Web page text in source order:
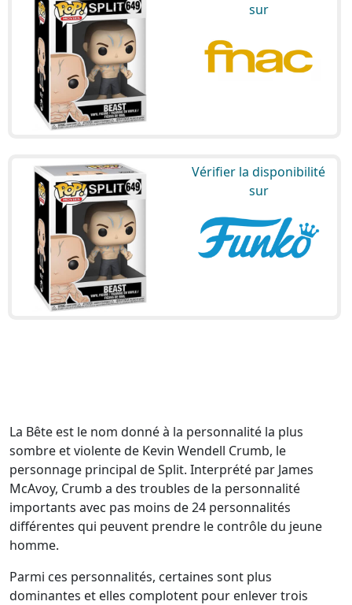
sur
Vérifier la disponibilité
sur
La Bête est le nom donné à la personnalité la plus
sombre et violente de Kevin Wendell Crumb, le
personnage principal de Split. Interprété par James
McAvoy, Crumb a des troubles de la personnalité
importants avec pas moins de 24 personnalités
différentes qui peuvent prendre le contrôle du jeune
homme.
Parmi ces personnalités, certaines sont plus
dominantes et elles complotent pour enlever trois